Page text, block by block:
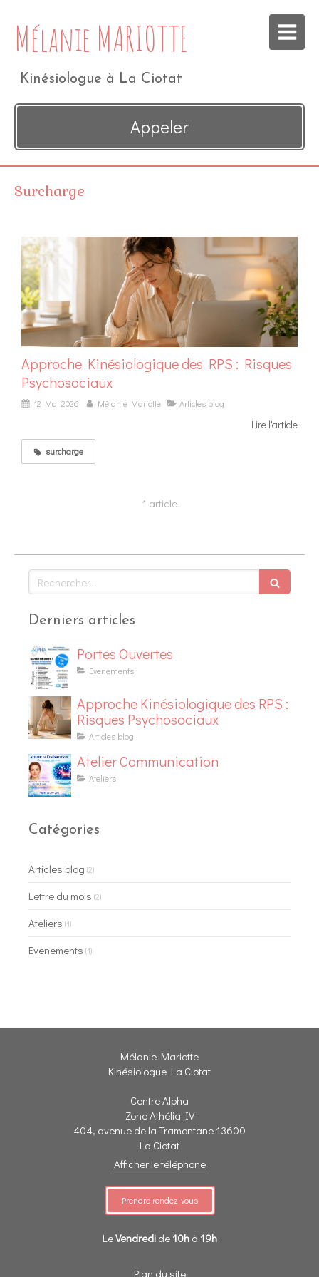
Mélanie MARIOTTE
Kinésiologue à La Ciotat
Appeler
Surcharge
Approche Kinésiologique des RPS : Risques
Psychosociaux
12 Mai 2026 Mélanie Mariotte Articles blog
Lire l'article
surcharge
1 article
Rechercher
Derniers articles
Portes Ouvertes
Evenements
Approche Kinésiologique des RPS :
Risques Psychosociaux
Articles blog
Atelier Communication
Ateliers
Catégories
Articles blog (2)
Lettre du mois (2)
Ateliers (1)
Evenements (1)
Mélanie Mariotte
Kinésiologue La Ciotat
Centre Alpha
Zone Athélia IV
404, avenue de la Tramontane 13600
La Ciotat
Afficher le téléphone
Prendre rendez-vous
LeVendredide 10hà 19h
Plan du site